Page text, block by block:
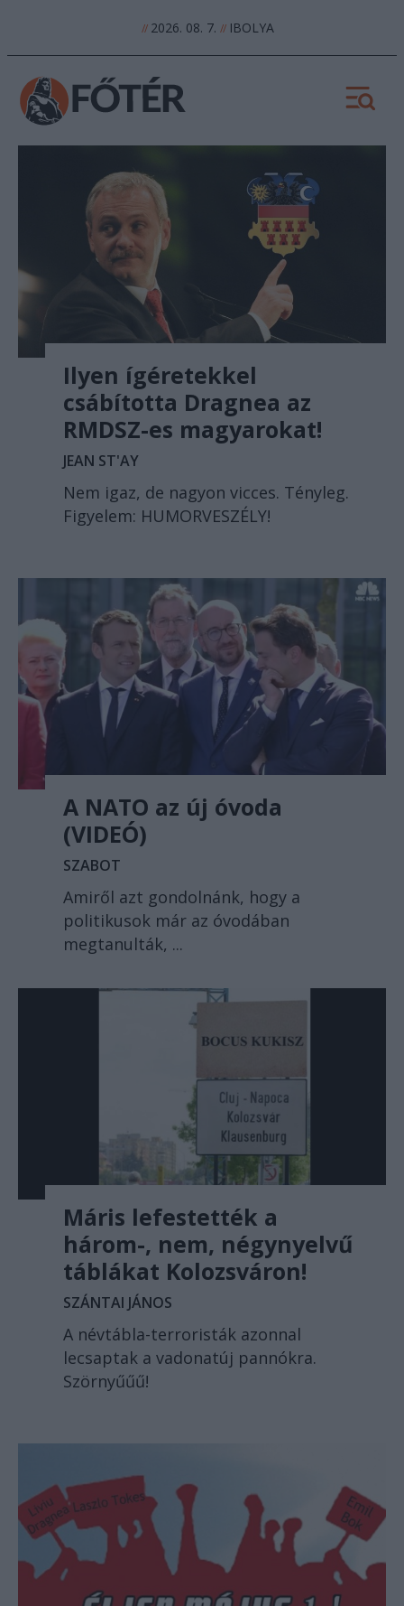
//2026. 08. 7. //IBOLYA
Ilyen ígéretekkel
csábította Dragnea az
RMDSZ-es magyarokat!
JEAN ST'AY
Nem igaz, de nagyon vicces. Tényleg.
Figyelem: HUMORVESZÉLY!
A NATO az új óvoda
(VIDEÓ)
SZABOT
Amiről azt gondolnánk, hogy a
politikusok már az óvodában
megtanulták, ...
Máris lefestették a
három-, nem, négynyelvű
táblákat Kolozsváron!
SZÁNTAI JÁNOS
A névtábla-terroristák azonnal
lecsaptak a vadonatúj pannókra.
Szörnyűűű!